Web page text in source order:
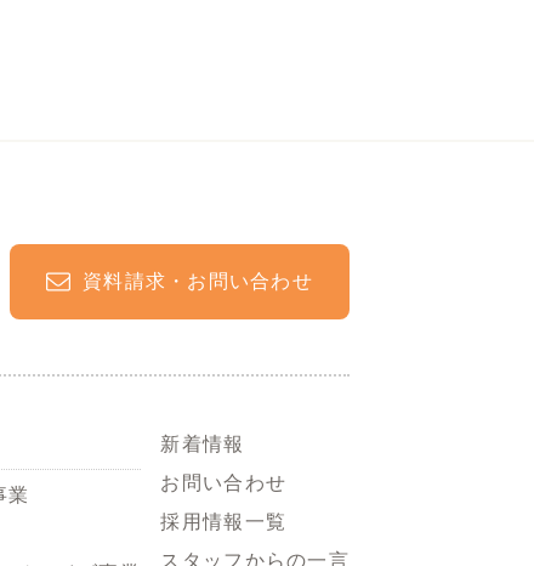
資料請求・お問い合わせ
業
新着情報
お問い合わせ
採用情報一覧
スタッフからの一言